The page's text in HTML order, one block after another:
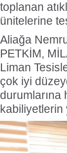
toplanan
ünitelerine
Aliağa
PETKİM,
Liman
çok iyi
durumlarına
kabiliyetlerin